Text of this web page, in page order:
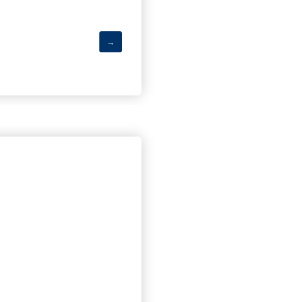
→